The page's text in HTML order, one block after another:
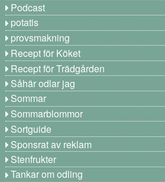
Podcast
potatis
provsmakning
Recept för Köket
Recept för Trädgården
Såhär odlar jag
Sommar
Sommarblommor
Sortguide
Sponsrat av reklam
Stenfrukter
Tankar om odling